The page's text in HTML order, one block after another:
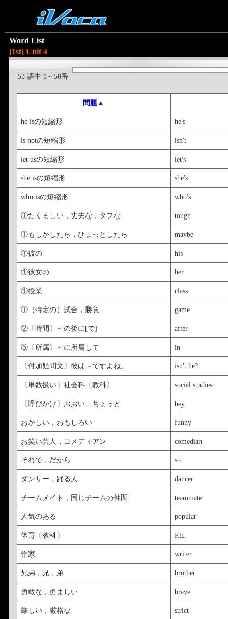
Word List
[1st] Unit 4
53 語中 1～50番
問題 ▲
he isの短縮形 he's
is notの短縮形 isn't
let usの短縮形 let's
she isの短縮形 she's
who isの短縮形 who's
①たくましい，丈夫な，タフな tough
①もしかしたら，ひょっとしたら maybe
①彼の his
①彼女の her
①授業 class
①（特定の）試合，勝負 game
②〔時間〕～の後に[で] after
⑤〔所属〕～に所属して in
〔付加疑問文〕彼は～ですよね。 isn't he?
〔単数扱い〕社会科〔教科〕 social studies
〔呼びかけ〕おおい、ちょっと hey
おかしい，おもしろい funny
お笑い芸人，コメディアン comedian
それで，だから so
ダンサー，踊る人 dancer
チームメイト，同じチームの仲間 teammate
人気のある popular
体育〔教科〕 P.E.
作家 writer
兄弟，兄，弟 brother
勇敢な，勇ましい brave
厳しい，厳格な strict